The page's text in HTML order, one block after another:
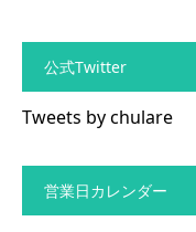
公式Twitter
Tweets by chulare
営業日カレンダー